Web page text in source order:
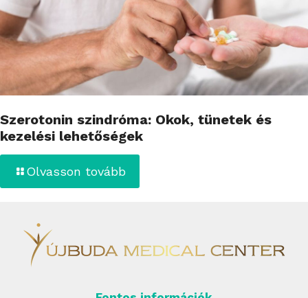
Szerotonin szindróma: Okok, tünetek és
kezelési lehetőségek
Olvasson tovább